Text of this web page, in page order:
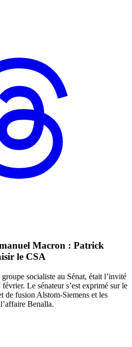
Macron : Patrick
le CSA
socialiste au Sénat, était l’invité
Le sénateur s’est exprimé sur le
de fusion Alstom-Siemens et les
Benalla.